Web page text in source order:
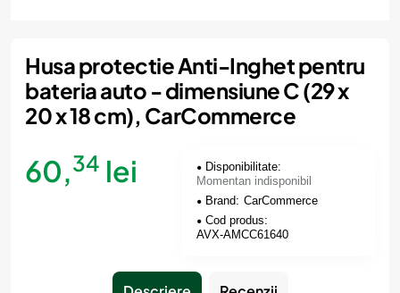
Momentan indisponibil
Husa protectie Anti-Inghet pentru
bateria auto - dimensiune C (29 x
20 x 18 cm), CarCommerce
60,34 lei
Disponibilitate:
Momentan indisponibil
Brand: CarCommerce
Cod produs:
AVX-AMCC61640